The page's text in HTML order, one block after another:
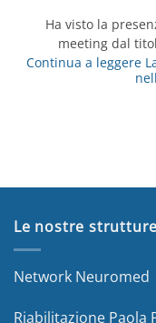
Ha visto la
meeting dal
Continua a leggere
Le nostre strutture
Network Neuromed
Riabilitazione Paola